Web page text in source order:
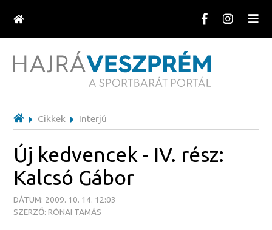
Cikkek Interjú
Új kedvencek - IV. rész:
Kalcsó Gábor
DÁTUM: 2009. 10. 14. 12:03
SZERZŐ: RÓNAI TAMÁS